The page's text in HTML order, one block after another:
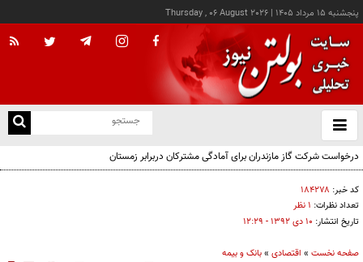
پنجشنبه ۱۵ مرداد ۱۴۰۵ |
Thursday , 06 August 2026
باز
و
درخواست شرکت گاز مازندران برای آمادگی مشترکان دربرابر زمستان
کد خبر: ۱۸۴۲۷۸
تعداد نظرات: ۱ نظر
تاریخ انتشار: ۱۰ دی ۱۳۹۲ - ۱۲:۲۹
صفحه نخست » اقتصادی »بانک و بیمه